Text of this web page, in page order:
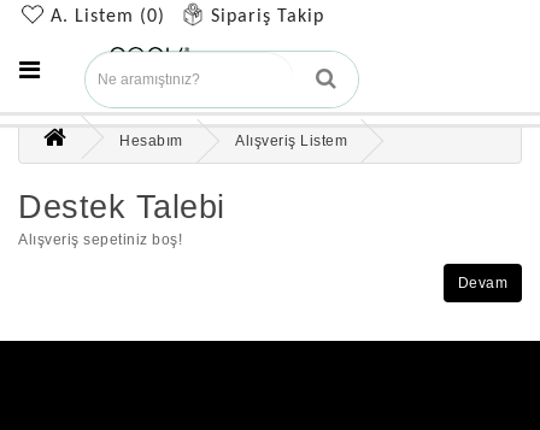
A. Listem (0) Sipariş Takip
Hesabım Alışveriş Listem
Destek Talebi
Alışveriş sepetiniz boş!
Devam